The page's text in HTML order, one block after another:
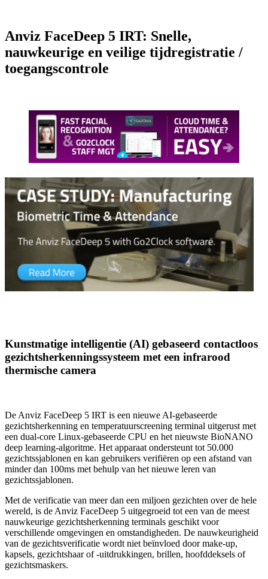
Anviz FaceDeep 5 IRT: Snelle,
nauwkeurige en veilige tijdregistratie /
toegangscontrole
Kunstmatige intelligentie (AI) gebaseerd contactloos
gezichtsherkenningssysteem met een infrarood
thermische camera
De Anviz FaceDeep 5 IRT is een nieuwe AI-gebaseerde
gezichtsherkenning en temperatuurscreening terminal uitgerust met
een dual-core Linux-gebaseerde CPU en het nieuwste BioNANO
deep learning-algoritme. Het apparaat ondersteunt tot 50.000
gezichtssjablonen en kan gebruikers verifiëren op een afstand van
minder dan 100ms met behulp van het nieuwe leren van
gezichtssjablonen.
Met de verificatie van meer dan een miljoen gezichten over de hele
wereld, is de Anviz FaceDeep 5 uitgegroeid tot een van de meest
nauwkeurige gezichtsherkenning terminals geschikt voor
verschillende omgevingen en omstandigheden. De nauwkeurigheid
van de gezichtsverificatie wordt niet beïnvloed door make-up,
kapsels, gezichtshaar of -uitdrukkingen, brillen, hoofddeksels of
gezichtsmaskers.